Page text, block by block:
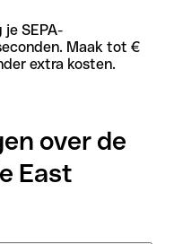
SEPA-
Maak tot €
extra kosten.
over de
East